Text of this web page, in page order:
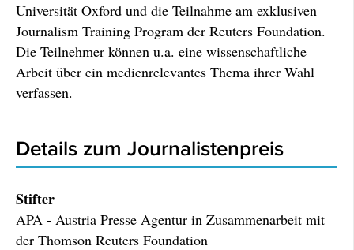
Universität Oxford und die Teilnahme am exklusiven
Journalism Training Program der Reuters Foundation.
Die Teilnehmer können u.a. eine wissenschaftliche
Arbeit über ein medienrelevantes Thema ihrer Wahl
verfassen.
Details zum Journalistenpreis
Stifter
APA - Austria Presse Agentur in Zusammenarbeit mit
der Thomson Reuters Foundation